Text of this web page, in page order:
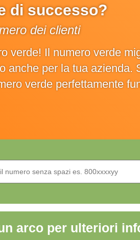
di successo?
dei clienti
verde! Il numero verde
anche per la tua
verde perfettamente
arco per ulteriori